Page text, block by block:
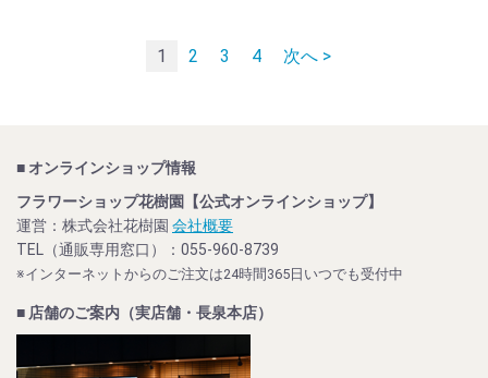
1 2 3 4 次へ >
■ オンラインショップ情報
フラワーショップ花樹園【公式オンラインショップ】
運営：株式会社花樹園 会社概要
TEL（通販専用窓口）：055-960-8739
※インターネットからのご注文は24時間365日いつでも受付中
■ 店舗のご案内（実店舗・長泉本店）